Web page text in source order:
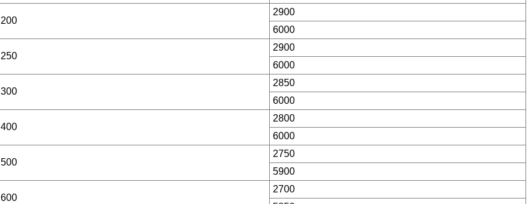
200
2900
6000
250
2900
6000
300
2850
6000
400
2800
6000
500
2750
5900
600
2700